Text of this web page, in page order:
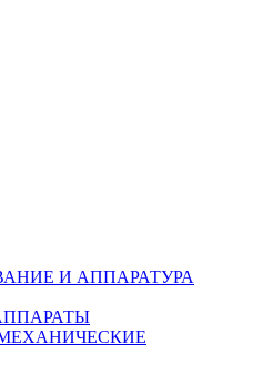
И АППАРАТУРА